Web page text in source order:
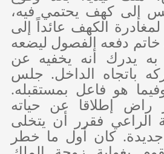
إلى كهف يحتمي فيه،
الكهف عائداً إلى
دفعه الفصول ليضعه
به يدرك أنه يخفيه عن
باتجاه الداخل. جلس
هو فاعل بمستقبله.
راض إطلاقا عن حياته
الراعي فقرر أن يتخلى
جديدة. كان أول ما خطر